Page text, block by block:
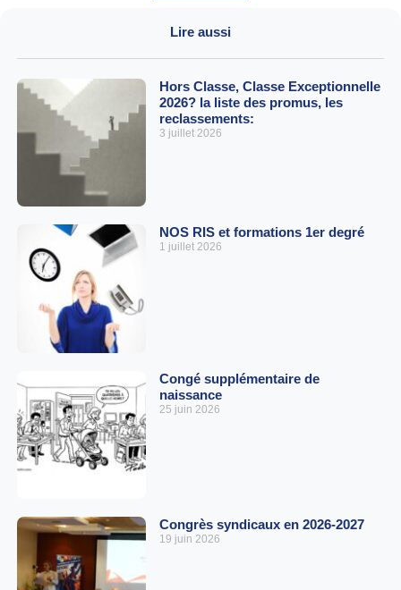
Lire aussi
Hors Classe, Classe Exceptionnelle
2026? la liste des promus, les
reclassements:
3 juillet 2026
NOS RIS et formations 1er degré
1 juillet 2026
Congé supplémentaire de
naissance
25 juin 2026
Congrès syndicaux en 2026-2027
19 juin 2026